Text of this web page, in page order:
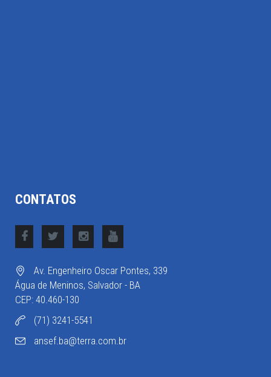
CONTATOS
Av. Engenheiro Oscar Pontes, 339
Água de Meninos, Salvador - BA
CEP: 40.460-130
(71) 3241-5541
ansef.ba@terra.com.br